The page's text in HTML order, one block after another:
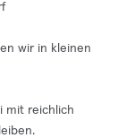
wir in kleinen
mit reichlich